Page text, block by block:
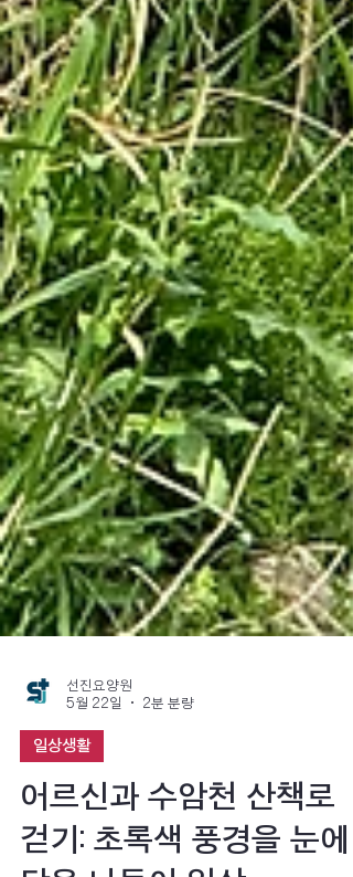
5월 22일
어르신과 수암천 산책로
걷기: 초록색 풍경을 눈에